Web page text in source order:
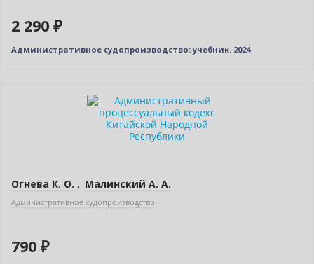
2 290 ₽
Административное судопроизводство: учебник. 2024
Огнева К. О. , Малинский А. А.
Административное судопроизводство
790 ₽